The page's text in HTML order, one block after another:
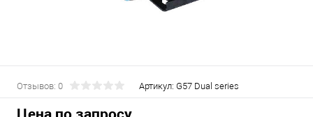
Отзывов: 0 Артикул: G57 Dual series